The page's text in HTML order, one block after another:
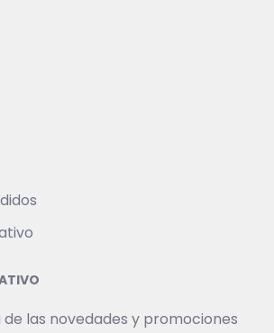
las novedades y promociones